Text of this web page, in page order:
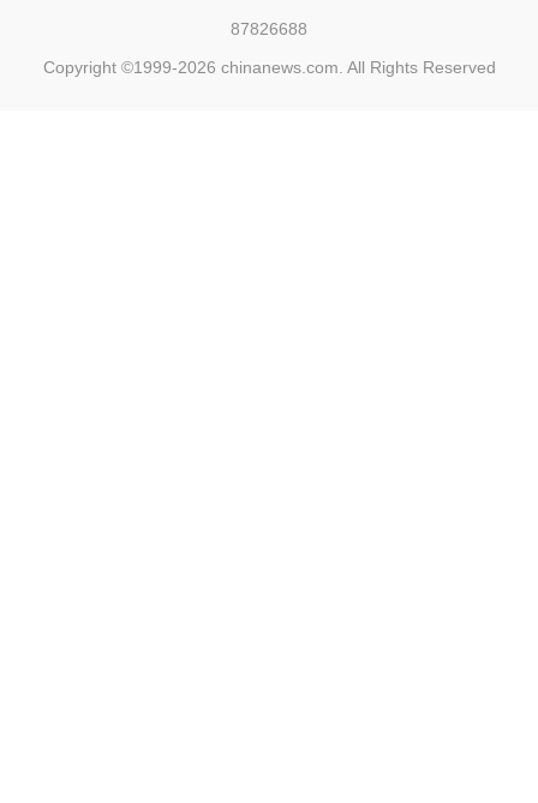
87826688
Copyright ©1999-2026 chinanews.com. All Rights Reserved